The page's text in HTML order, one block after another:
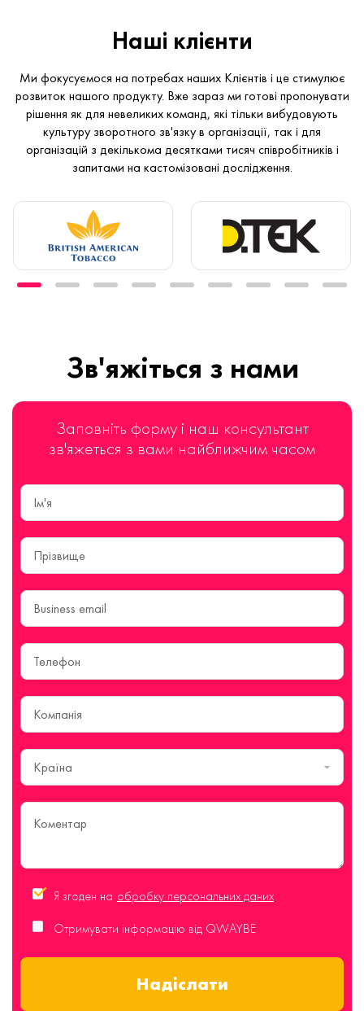
Наші клієнти
Ми фокусуємося на потребах наших Клієнтів і це стимулює
розвиток нашого продукту. Вже зараз ми готові пропонувати
рішення як для невеликих команд, які тільки вибудовують
культуру зворотного зв'язку в організації, так і для
організацій з декількома десятками тисяч співробітників і
запитами на кастомізовані дослідження.
Зв'яжіться з нами
Заповніть форму і наш консультант
зв'яжеться з вами найближчим часом
Країна
Я згоден на обробку персональних даних
Отримувати інформацію від QWAYBE
Надіслати